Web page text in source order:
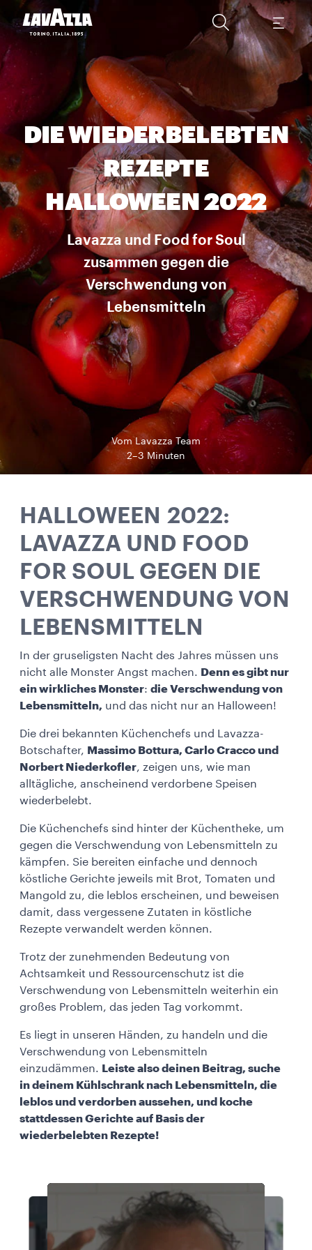
DIE WIEDERBELEBTEN
REZEPTE
HALLOWEEN 2022
Lavazza und Food for Soul
zusammen gegen die
Verschwendung von
Lebensmitteln
Vom Lavazza Team
2–3 Minuten
HALLOWEEN 2022:
LAVAZZA UND FOOD
FOR SOUL GEGEN DIE
VERSCHWENDUNG VON
LEBENSMITTELN
In der gruseligsten Nacht des Jahres müssen uns
nicht alle Monster Angst machen. Denn es gibt nur
ein wirkliches Monster: die Verschwendung von
Lebensmitteln, und das nicht nur an Halloween!
Die drei bekannten Küchenchefs und Lavazza-
Botschafter, Massimo Bottura, Carlo Cracco und
Norbert Niederkofler, zeigen uns, wie man
alltägliche, anscheinend verdorbene Speisen
wiederbelebt.
Die Küchenchefs sind hinter der Küchentheke, um
gegen die Verschwendung von Lebensmitteln zu
kämpfen. Sie bereiten einfache und dennoch
köstliche Gerichte jeweils mit Brot, Tomaten und
Mangold zu, die leblos erscheinen, und beweisen
damit, dass vergessene Zutaten in köstliche
Rezepte verwandelt werden können.
Trotz der zunehmenden Bedeutung von
Achtsamkeit und Ressourcenschutz ist die
Verschwendung von Lebensmitteln weiterhin ein
großes Problem, das jeden Tag vorkommt.
Es liegt in unseren Händen, zu handeln und die
Verschwendung von Lebensmitteln
einzudämmen. Leiste also deinen Beitrag, suche
in deinem Kühlschrank nach Lebensmitteln, die
leblos und verdorben aussehen, und koche
stattdessen Gerichte auf Basis der
wiederbelebten Rezepte!